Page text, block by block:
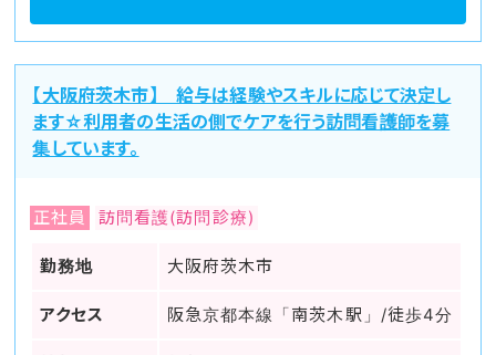
【大阪府茨木市】 給与は経験やスキルに応じて決定し
ます☆利用者の生活の側でケアを行う訪問看護師を募
集しています。
正社員 訪問看護(訪問診療)
勤務地 大阪府茨木市
アクセス 阪急京都本線「南茨木駅」/徒歩4分